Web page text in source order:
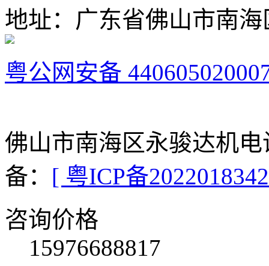
地址：广东省佛山市南
粤公网安备
佛山市南海区永骏达机
备： [ 粤ICP备
咨询价格
15976688817